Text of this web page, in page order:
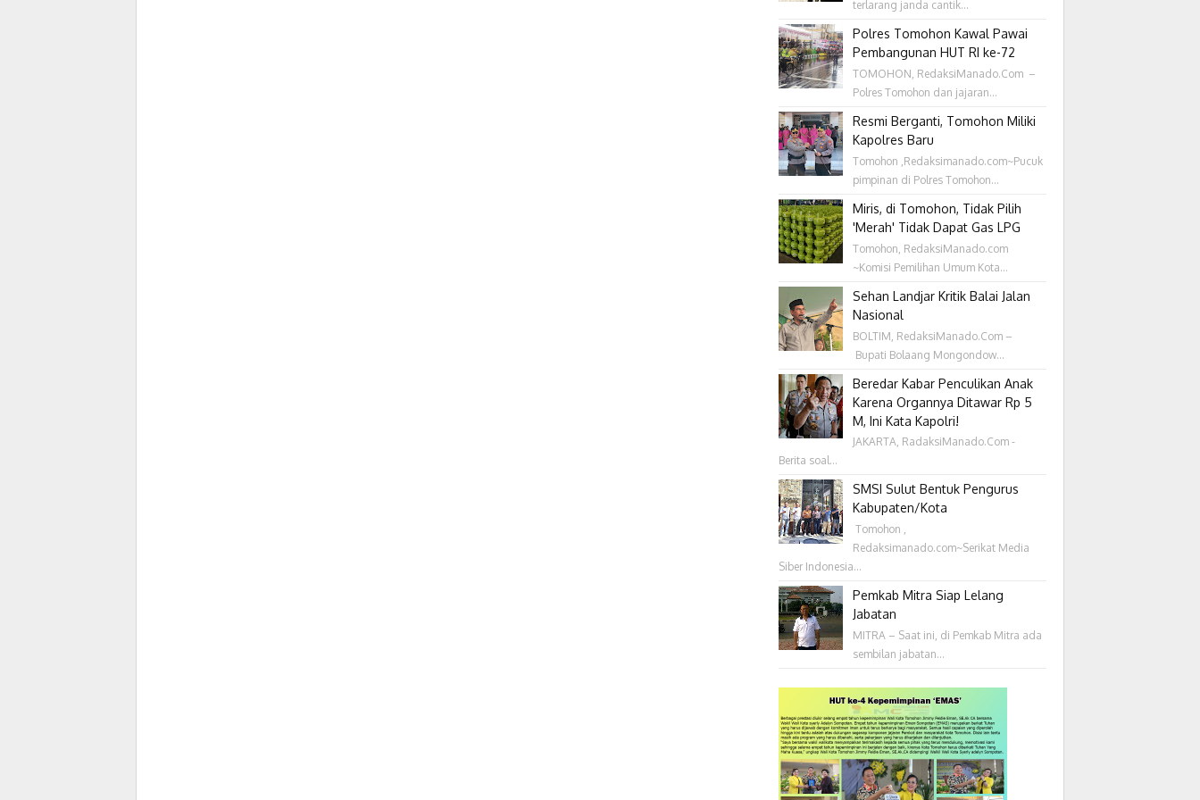
terlarang janda cantik...
Polres Tomohon Kawal Pawai
Pembangunan HUT RI ke-72
TOMOHON, RedaksiManado.Com –
Polres Tomohon dan jajaran...
Resmi Berganti, Tomohon Miliki
Kapolres Baru
Tomohon ,Redaksimanado.com~Pucuk
pimpinan di Polres Tomohon...
Miris, di Tomohon, Tidak Pilih
'Merah' Tidak Dapat Gas LPG
Tomohon, RedaksiManado.com
~Komisi Pemilihan Umum Kota...
Sehan Landjar Kritik Balai Jalan
Nasional
BOLTIM, RedaksiManado.Com –
Bupati Bolaang Mongondow...
Beredar Kabar Penculikan Anak
Karena Organnya Ditawar Rp 5
M, Ini Kata Kapolri!
JAKARTA, RadaksiManado.Com -
Berita soal...
SMSI Sulut Bentuk Pengurus
Kabupaten/Kota
‎ Tomohon ,
Redaksimanado.com~Serikat Media
Siber Indonesia...
Pemkab Mitra Siap Lelang
Jabatan
MITRA – Saat ini, di Pemkab Mitra ada
sembilan jabatan...